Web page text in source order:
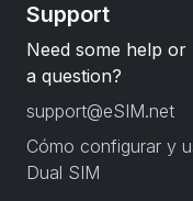
Support
Need some help or
a question?
support@eSIM.net
Cómo configurar y
Dual SIM